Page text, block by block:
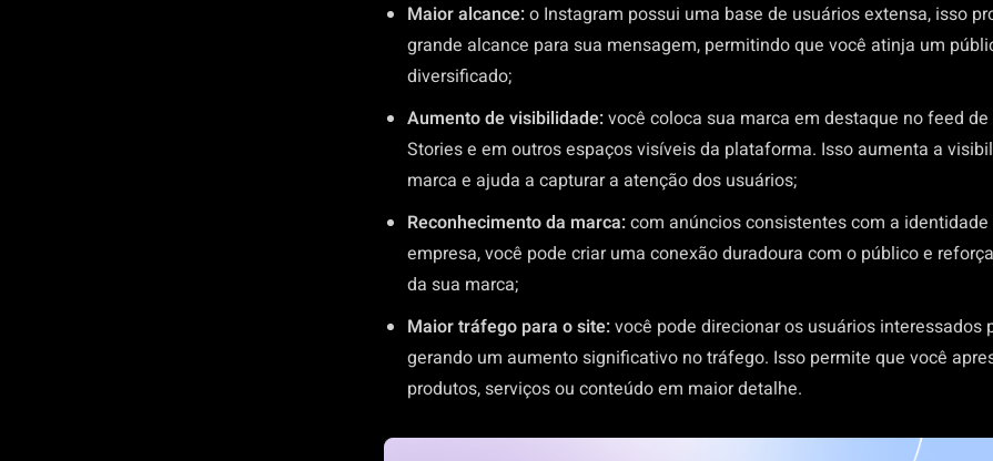
Maior alcance:o Instagram possui uma base de usuários extensa, isso
grande alcance para sua mensagem, permitindo que você atinja um
diversificado;
Aumento de visibilidade:você coloca sua marca em destaque no feed
Stories e em outros espaços visíveis da plataforma. Isso aumenta a
marca e ajuda a capturar a atenção dos usuários;
Reconhecimento da marca:com anúncios consistentes com a
empresa, você pode criar uma conexão duradoura com o público e
da sua marca;
Maior tráfego para o site:você pode direcionar os usuários interessados
gerando um aumento significativo no tráfego. Isso permite que você
produtos, serviços ou conteúdo em maior detalhe.